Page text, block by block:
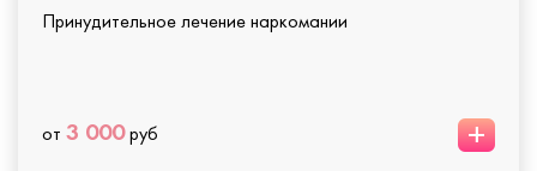
Принудительное лечение наркомании
от 3 000руб +